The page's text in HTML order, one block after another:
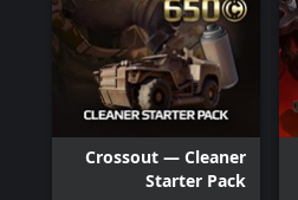
Crossout — Cleaner
Starter Pack